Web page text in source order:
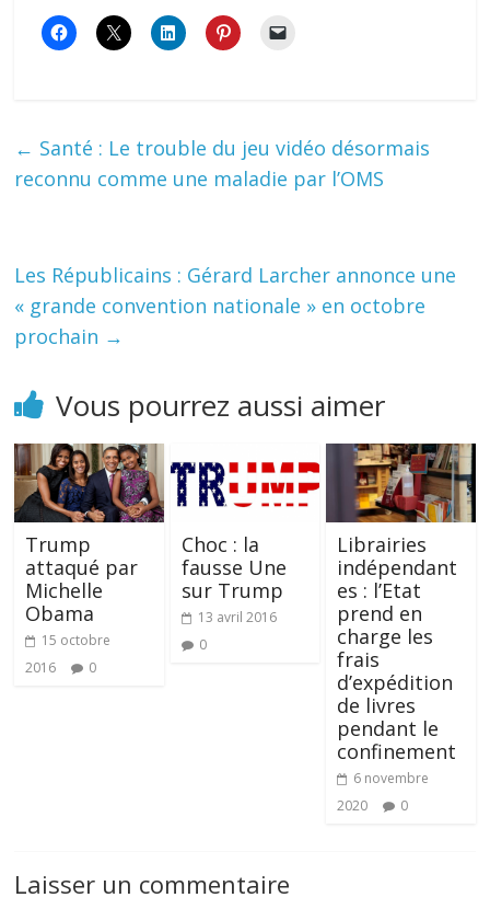
← Santé : Le trouble du jeu vidéo désormais
reconnu comme une maladie par l’OMS
Les Républicains : Gérard Larcher annonce une
« grande convention nationale » en octobre
prochain →
Vous pourrez aussi aimer
Trump
attaqué par
Michelle
Obama
15 octobre
2016
0
Choc : la
fausse Une
sur Trump
13 avril 2016
0
Librairies
indépendant
es : l’Etat
prend en
charge les
frais
d’expédition
de livres
pendant le
confinement
6 novembre
2020
0
Laisser un commentaire